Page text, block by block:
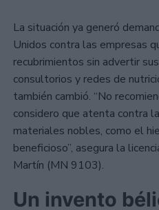
La situación ya generó
Unidos contra las empresas
recubrimientos sin advertir
consultorios y redes de
también cambió. “No
considero que atenta contra
materiales nobles, como el
beneficioso”, asegura la
Martín (MN 9103).
Un invento